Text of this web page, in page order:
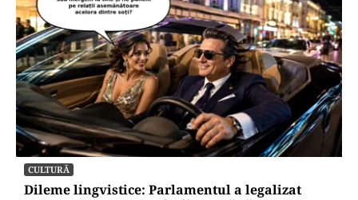
CULTURĂ
Dileme lingvistice: Parlamentul a legalizat